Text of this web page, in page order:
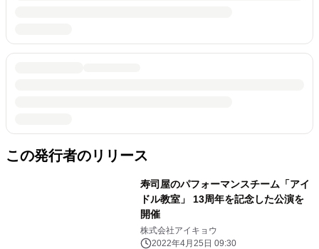
この発行者のリリース
寿司屋のパフォーマンスチーム「アイ
ドル教室」 13周年を記念した公演を
開催
株式会社アイキョウ
2022年4月25日 09:30